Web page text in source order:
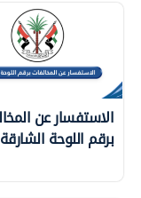
الاستفسار عن
برقم اللوحة الشارقة